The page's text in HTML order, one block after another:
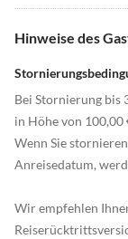
Hinweise des
Bei Stornierung bis
in Höhe von 100,00
Wenn Sie
Anreisedatum,
Wir empfehlen